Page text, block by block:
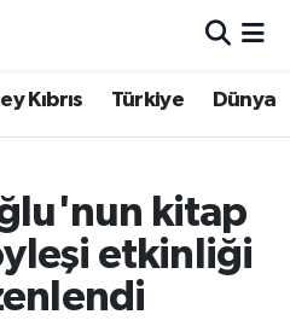
Kıbrıs Türkiye Dünya
kitap
etkinliği
ve Fikstür